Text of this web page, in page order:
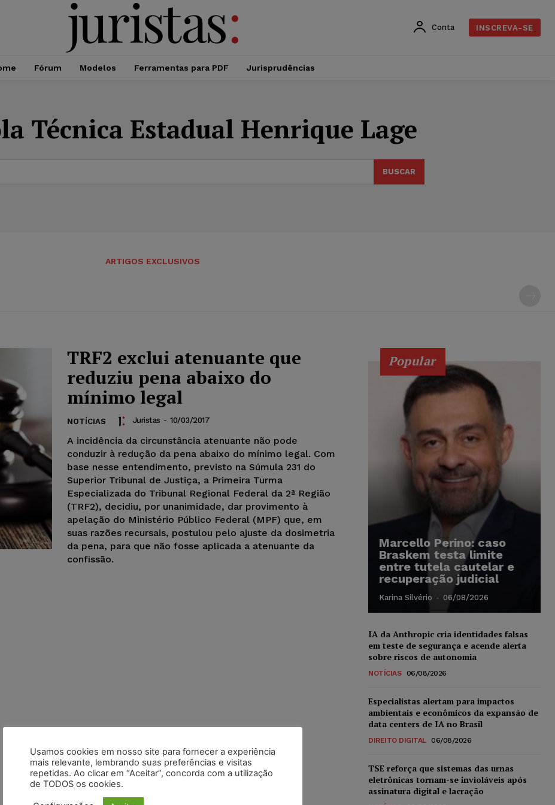
Conta INSCREVA-SE
Fórum Modelos Ferramentas para PDF Jurisprudências
Técnica Estadual Henrique Lage
BUSCAR
ARTIGOS EXCLUSIVOS
TRF2 exclui atenuante que
reduziu pena abaixo do
mínimo legal
NOTÍCIAS Juristas - 10/03/2017
A incidência da circunstância atenuante não pode
conduzir à redução da pena abaixo do mínimo legal. Com
base nesse entendimento, previsto na Súmula 231 do
Superior Tribunal de Justiça, a Primeira Turma
Especializada do Tribunal Regional Federal da 2ª Região
(TRF2), decidiu, por unanimidade, dar provimento à
apelação do Ministério Público Federal (MPF) que, em
suas razões recursais, postulou pelo ajuste da dosimetria
da pena, para que não fosse aplicada a atenuante da
confissão.
Popular
Marcello Perino: caso
Braskem testa limite
entre tutela cautelar e
recuperação judicial
Karina Silvério - 06/08/2026
IA da Anthropic cria identidades falsas
em teste de segurança e acende alerta
sobre riscos de autonomia
NOTÍCIAS 06/08/2026
Especialistas alertam para impactos
ambientais e econômicos da expansão de
data centers de IA no Brasil
DIREITO DIGITAL 06/08/2026
TSE reforça que sistemas das urnas
eletrônicas tornam-se invioláveis após
assinatura digital e lacração
Usamos cookies em nosso site para fornecer a experiência
mais relevante, lembrando suas preferências e visitas
repetidas. Ao clicar em “Aceitar”, concorda com a utilização
de TODOS os cookies.